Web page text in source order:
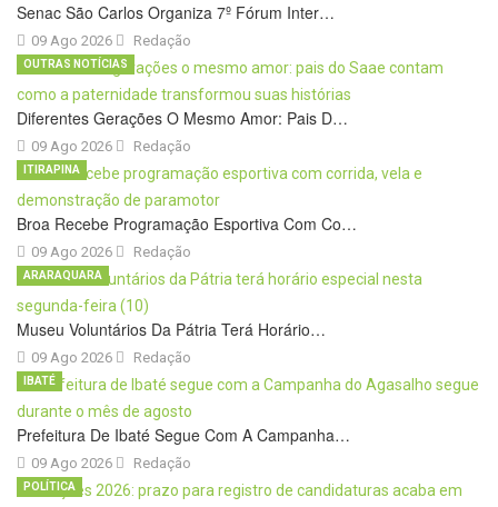
Senac São Carlos Organiza 7º Fórum Inter…
09 Ago 2026 Redação
Diferentes Gerações O Mesmo Amor: Pais D…
09 Ago 2026
OUTRAS NOTÍCIAS
Redação
Broa Recebe Programação Esportiva Com Co…
09 Ago 2026
ITIRAPINA
Redação
Museu Voluntários Da Pátria Terá Horário…
09 Ago 2026
ARARAQUARA
Redação
Prefeitura De Ibaté Segue Com A Campanha…
09 Ago 2026
IBATÉ
Redação
POLÍTICA